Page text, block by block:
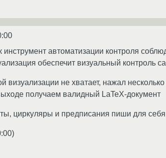
инструмент автоматизации контроля
обеспечит визуальный контроль
визуализации не хватает, нажал
получаем валидный LaTeX-документ
циркуляры и предписания пиши для
)